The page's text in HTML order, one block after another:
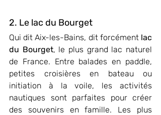
2. Le lac du Bourget
Qui dit Aix-les-Bains, dit forcément lac
du Bourget, le plus grand lac naturel
de France. Entre balades en paddle,
petites croisières en bateau ou
initiation à la voile, les activités
nautiques sont parfaites pour créer
des souvenirs en famille. Les plus